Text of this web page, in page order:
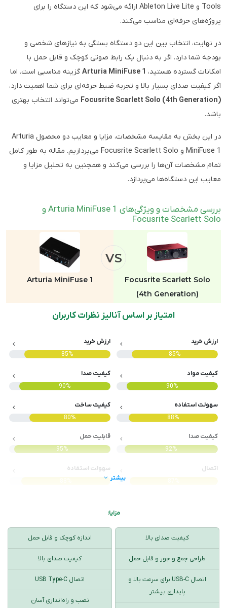
Tools و Ableton Live Lite ارائه می‌شود که این دستگاه را برای
پروژه‌های حرفه‌ای مناسب می‌کند.
در نهایت، انتخاب بین این دو دستگاه بستگی به نیازهای شخصی و
بودجه شما دارد. اگر به دنبال یک رابط صوتی کوچک و قابل حمل با
امکانات گسترده هستید، Arturia MiniFuse 1 گزینه مناسبی است. اما
اگر کیفیت صدای بسیار بالا و تجربه ضبط حرفه‌ای برای شما اهمیت دارد،
Focusrite Scarlett Solo (4th Generation) می‌تواند انتخاب بهتری
باشد.
در این بخش به مقایسه مشخصات، مزایا و معایب دو محصول Arturia
MiniFuse 1 و Focusrite Scarlett Solo می‌پردازیم. مقاله به طور کامل
تمام مشخصات آن‌ها را بررسی می‌کند و همچنین به تحلیل مزایا و
معایب این دستگاه‌ها می‌پردازد.
بررسی مشخصات و ویژگی‌های Arturia MiniFuse 1 و
Focusrite Scarlett Solo
VS
Focusrite Scarlett Solo
(4th Generation)
Arturia MiniFuse 1
امتیاز بر اساس آنالیز نظرات کاربران
ارزش خرید
85%
کیفیت مواد
90%
سهولت استفاده
88%
کیفیت صدا
92%
اتصال
ارزش خرید
85%
کیفیت صدا
90%
کیفیت ساخت
80%
قابلیت حمل
95%
سهولت استفاده
بیشتر
مزایا:
کیفیت صدای بالا
طراحی جمع و جور و قابل حمل
اتصال USB-C برای سرعت بالا و
پایداری بیشتر
اندازه کوچک و قابل حمل
کیفیت صدای بالا
اتصال USB Type-C
نصب و راه‌اندازی آسان